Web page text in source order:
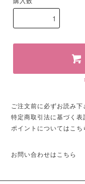
ご注文前に必ずお読み下
特定商取引法に基づく表
ポイントについてはこち
お問い合わせはこちら